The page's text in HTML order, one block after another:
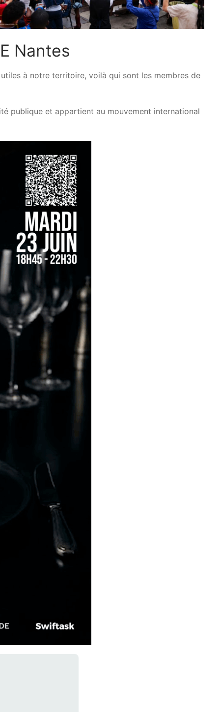
Nantes
à notre territoire, voilà qui sont les membres de
publique et appartient au mouvement international